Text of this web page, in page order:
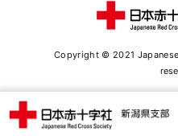
Copyright © 2021